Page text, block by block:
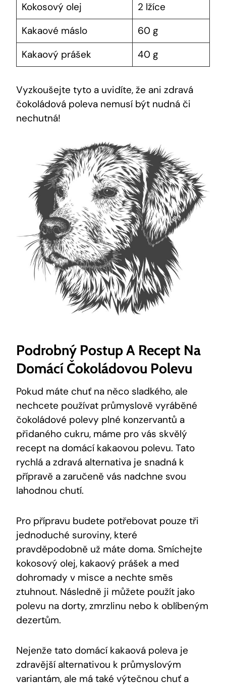
Kokosový olej
2 lžíce
Kakaové máslo
60 g
Kakaový prášek
40 g
Vyzkoušejte tyto a uvidíte, že ani zdravá
čokoládová poleva nemusí být nudná či
nechutná!
Podrobný Postup A Recept Na
Domácí Čokoládovou Polevu
Pokud máte chuť na něco sladkého, ale
nechcete používat průmyslově vyráběné
čokoládové polevy plné konzervantů a
přidaného cukru, máme pro vás skvělý
recept na domácí kakaovou polevu. Tato
rychlá a zdravá alternativa je snadná k
přípravě a zaručeně vás nadchne svou
lahodnou chutí.
Pro přípravu budete potřebovat pouze tři
jednoduché suroviny, které
pravděpodobně už máte doma. Smíchejte
kokosový olej, kakaový prášek a med
dohromady v misce a nechte směs
ztuhnout. Následně ji můžete použít jako
polevu na dorty, zmrzlinu nebo k oblíbeným
dezertům.
Nejenže tato domácí kakaová poleva je
zdravější alternativou k průmyslovým
variantám, ale má také výtečnou chuť a